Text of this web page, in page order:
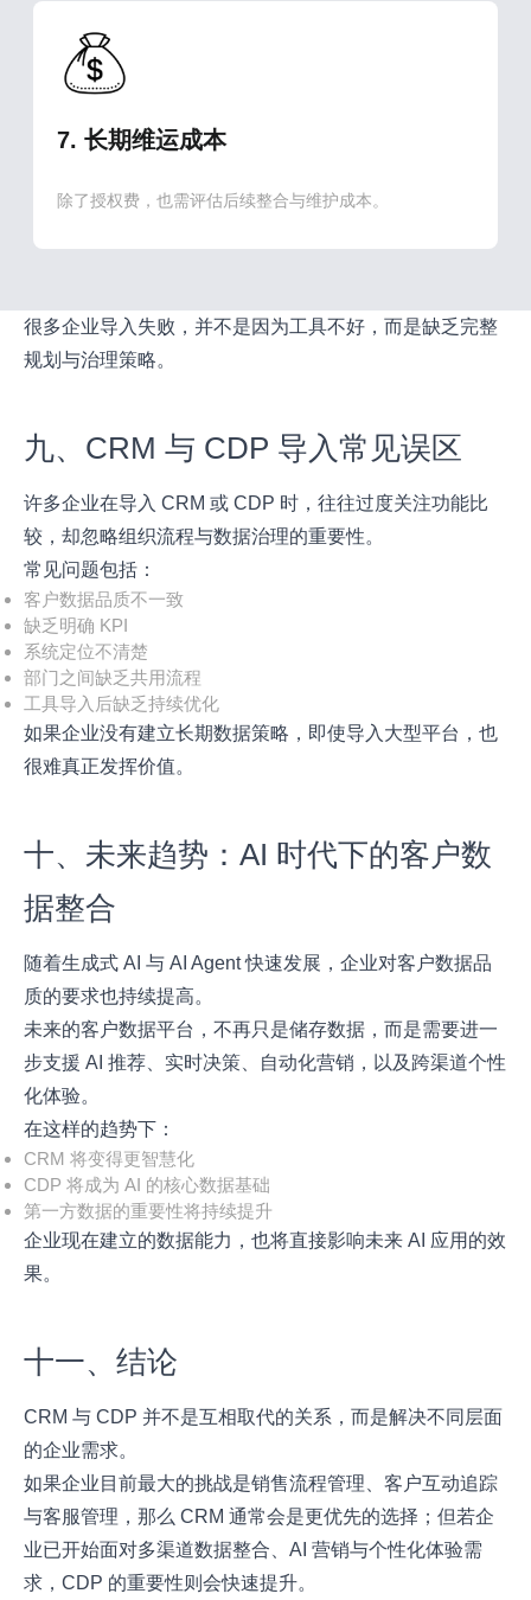
7. 长期维运成本
除了授权费，也需评估后续整合与维护成本。
很多企业导入失败，并不是因为工具不好，而是缺乏完整
规划与治理策略。
九、CRM 与 CDP 导入常见误区
许多企业在导入 CRM 或 CDP 时，往往过度关注功能比
较，却忽略组织流程与数据治理的重要性。
常见问题包括：
客户数据品质不一致
缺乏明确 KPI
系统定位不清楚
部门之间缺乏共用流程
工具导入后缺乏持续优化
如果企业没有建立长期数据策略，即使导入大型平台，也
很难真正发挥价值。
十、未来趋势：AI 时代下的客户数
据整合
随着生成式 AI 与 AI Agent 快速发展，企业对客户数据品
质的要求也持续提高。
未来的客户数据平台，不再只是储存数据，而是需要进一
步支援 AI 推荐、实时决策、自动化营销，以及跨渠道个性
化体验。
在这样的趋势下：
CRM 将变得更智慧化
CDP 将成为 AI 的核心数据基础
第一方数据的重要性将持续提升
企业现在建立的数据能力，也将直接影响未来 AI 应用的效
果。
十一、结论
CRM 与 CDP 并不是互相取代的关系，而是解决不同层面
的企业需求。
如果企业目前最大的挑战是销售流程管理、客户互动追踪
与客服管理，那么 CRM 通常会是更优先的选择；但若企
业已开始面对多渠道数据整合、AI 营销与个性化体验需
求，CDP 的重要性则会快速提升。